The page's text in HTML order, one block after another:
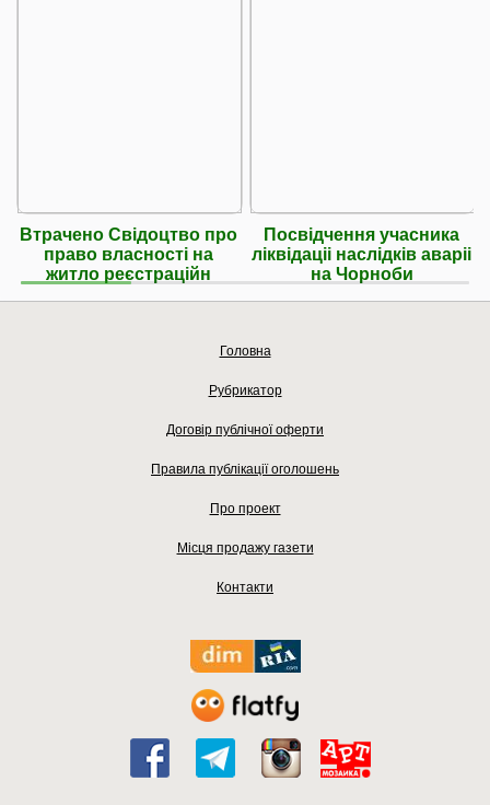
Втрачено Свідоцтво про
право власності на
житло реєстраційн
Посвідчення учасника
ліквідаціі наслідків аваріі
на Чорноби
Головна
Рубрикатор
Договір публічної оферти
Правила публікації оголошень
Про проект
Місця продажу газети
Контакти